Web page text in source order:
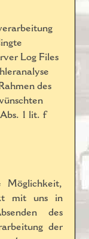
Log Files
des
1 lit. f
Möglichkeit,
mit uns in
des
der